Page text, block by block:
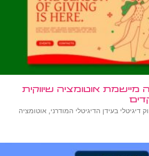
מיישמת אוטומציה שיווקית
בעידן הדיגיטלי המודרני, אוטומציה